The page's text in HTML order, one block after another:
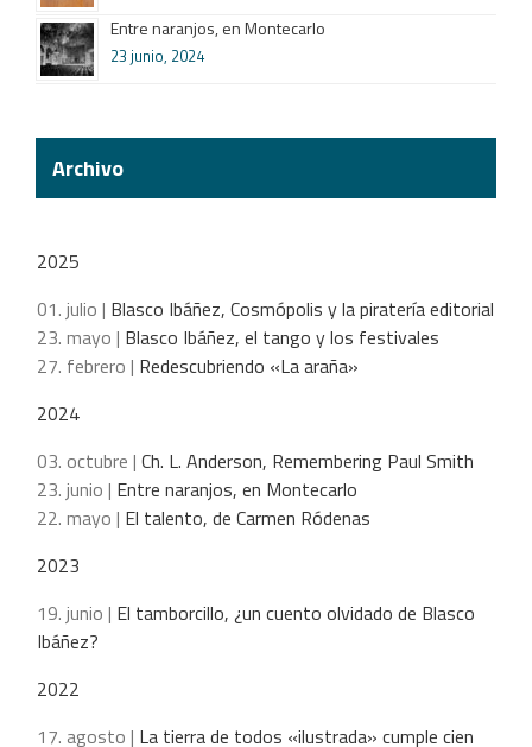
Entre naranjos, en Montecarlo
23 junio, 2024
Archivo
2025
01. julio | Blasco Ibáñez, Cosmópolis y la piratería editorial
23. mayo | Blasco Ibáñez, el tango y los festivales
27. febrero | Redescubriendo «La araña»
2024
03. octubre | Ch. L. Anderson, Remembering Paul Smith
23. junio | Entre naranjos, en Montecarlo
22. mayo | El talento, de Carmen Ródenas
2023
19. junio | El tamborcillo, ¿un cuento olvidado de Blasco
Ibáñez?
2022
17. agosto | La tierra de todos «ilustrada» cumple cien